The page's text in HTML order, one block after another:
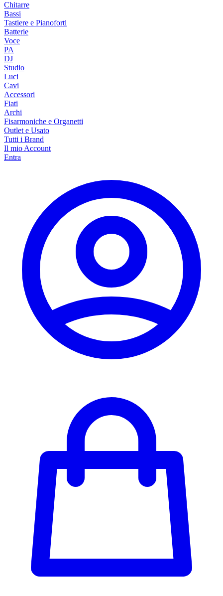
Chitarre
Bassi
Tastiere e Pianoforti
Batterie
Voce
PA
DJ
Studio
Luci
Cavi
Accessori
Fiati
Archi
Fisarmoniche e Organetti
Outlet e Usato
Tutti i Brand
Il mio Account
Entra